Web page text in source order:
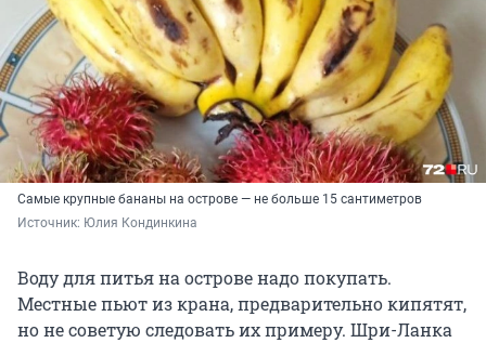
Самые крупные бананы на острове — не больше 15 сантиметров
Источник: Юлия Кондинкина
Воду для питья на острове надо покупать.
Местные пьют из крана, предварительно кипятят,
но не советую следовать их примеру. Шри-Ланка